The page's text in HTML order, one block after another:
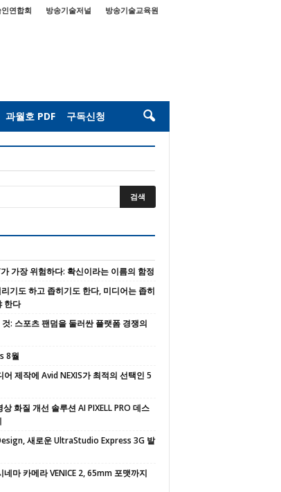
연합회 방송기술저널 방송기술교육원
과월호 PDF 구독신청
가장 위험하다: 확신이라는 이름의 함정
기도 하고 좁히기도 한다, 미디어는 좁히
한다
: 스포츠 팬덤을 둘러싼 플랫폼 경쟁의
8월
어 제작에 Avid NEXIS가 최적의 선택인 5
화질 개선 솔루션 AI PIXELL PRO 데스
새로운 UltraStudio Express 3G 발
네마 카메라 VENICE 2, 65mm 포맷까지